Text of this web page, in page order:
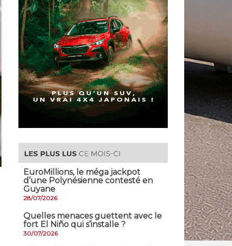
EuroMillions, ​le méga jackpot
d’une Polynésienne contesté en
Guyane
28/07/2026
Quelles menaces guettent avec le
fort El Niño qui s’installe ?
30/07/2026